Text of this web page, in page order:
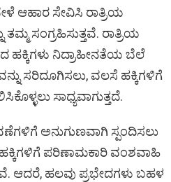
ಆಹಾರ ಸೇವಿಸಿ ರಾತ್ರಿಯ
ತಮ್ಮ ಸಂಗ್ರಹಿಸುತ್ತವೆ. ರಾತ್ರಿಯ
ಹಕ್ಕಿಗಳು ನಿದ್ರಾಹೀನತೆಯ ಬೆಲೆ
ಸರಿದೂಗಿಸಲು, ವಲಸೆ ಹಕ್ಕಿಗಳಿಗೆ
ಸಾಧ್ಯವಾಗುತ್ತದೆ.
ಅನುಗುಣವಾಗಿ ಸ್ಪಂದಿಸಲು
ಪರಿಣಾಮಕಾರಿ ವಂಶವಾಹಿ
ಆದರೆ, ಹಲವು ಪ್ರಭೇದಗಳು ಬಹಳ